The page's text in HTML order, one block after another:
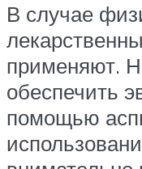
В случае
применяют.
обеспечить
помощью